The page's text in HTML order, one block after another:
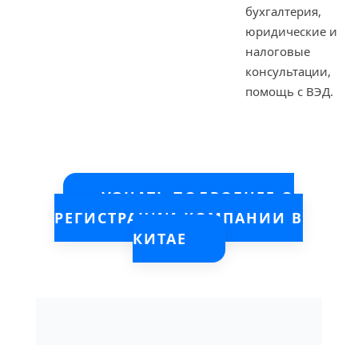
бухгалтерия,
юридические и
налоговые
консультации,
помощь с ВЭД.
УЗНАТЬ ПОДРОБНЕЕ О
РЕГИСТРАЦИИ КОМПАНИИ В
КИТАЕ